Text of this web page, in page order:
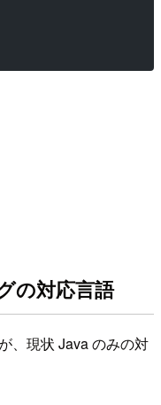
の対応言語
、現状 Java のみの対